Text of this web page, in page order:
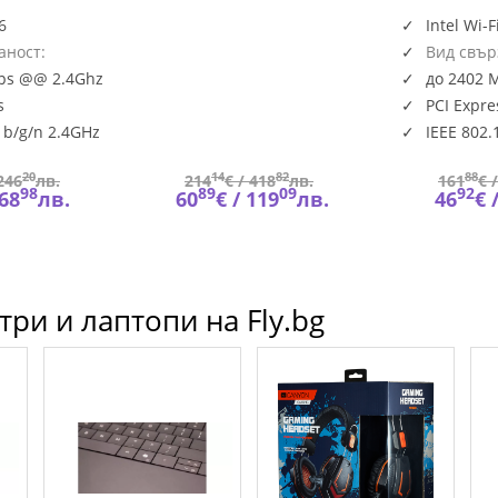
@@ 2.4Ghz
g/n 2.4GHz
20лв.
98лв.
21414€ /41882лв.
6089€ / 11909лв.
Intel Wi-
Вид
Безжична
до 2402
PCI
IEEE
16188€
4692€
и лаптопи на Fly.bg